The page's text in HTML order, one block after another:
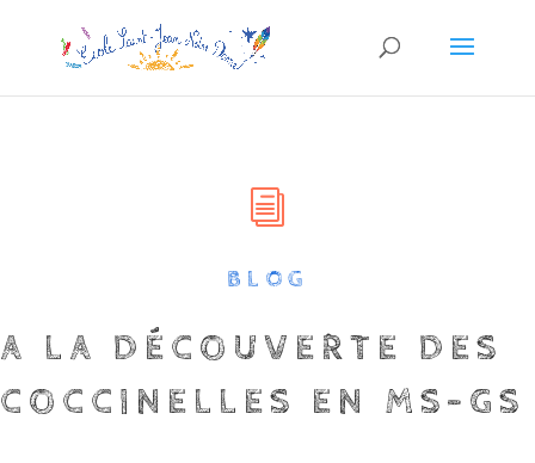
i
BLOG
A LA DÉCOUVERTE DES
COCCINELLES EN MS-GS